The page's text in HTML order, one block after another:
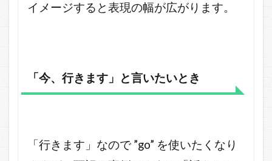
イメージすると表現の幅が広がります。
「今、行きます」と言いたいとき
「行きます」なので ”go” を使いたくなり